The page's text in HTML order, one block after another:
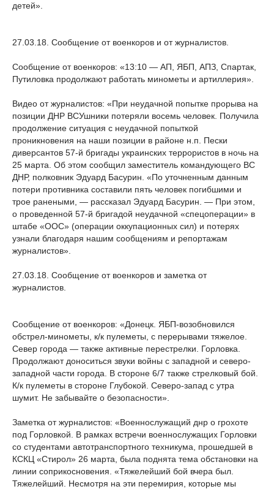
детей».
27.03.18. Сообщение от военкоров и от журналистов.
Сообщение от военкоров: «13:10 — АП, ЯБП, АПЗ, Спартак,
Путиловка продолжают работать минометы и артиллерия».
Видео от журналистов: «При неудачной попытке прорыва на
позиции ДНР ВСУшники потеряли восемь человек. Получила
продолжение ситуация с неудачной попыткой
проникновения на наши позиции в районе н.п. Пески
диверсантов 57-й бригады украинских террористов в ночь на
25 марта. Об этом сообщил заместитель командующего ВС
ДНР, полковник Эдуард Басурин. «По уточненным данным
потери противника составили пять человек погибшими и
трое ранеными, — рассказал Эдуард Басурин. — При этом,
о проведенной 57-й бригадой неудачной «спецоперации» в
штабе «ООС» (операции оккупационных сил) и потерях
узнали благодаря нашим сообщениям и репортажам
журналистов».
27.03.18. Сообщение от военкоров и заметка от
журналистов.
Сообщение от военкоров: «Донецк. ЯБП-возобновился
обстрел-минометы, к/к пулеметы, с перерывами тяжелое.
Север города — также активные перестрелки. Горловка.
Продолжают доноситься звуки войны с западной и северо-
западной части города. В стороне 6/7 также стрелковый бой.
К/к пулеметы в стороне Глубокой. Северо-запад с утра
шумит. Не забывайте о безопасности».
Заметка от журналистов: «Военнослужащий днр о грохоте
под Горловкой. В рамках встречи военнослужащих Горловки
со студентами автотранспортного техникума, прошедшей в
КСКЦ «Стирол» 26 марта, была поднята тема обстановки на
линии соприкосновения. «Тяжелейший бой вчера был.
Тяжелейший. Несмотря на эти перемирия, которые мы